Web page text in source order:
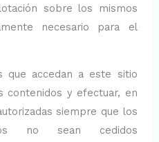
sobre los mismos
necesario para el
que accedan a este sitio
contenidos y efectuar, en
siempre que los
no sean cedidos